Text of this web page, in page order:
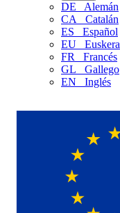
DE
Alemán
CA
Catalán
ES
Español
EU
Euskera
FR
Francés
GL
Gallego
EN
Inglés